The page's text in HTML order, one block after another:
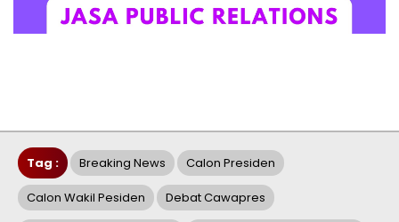
Tag : Breaking News Calon Presiden
Calon Wakil Pesiden Debat Cawapres